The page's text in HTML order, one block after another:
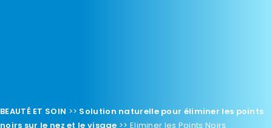
BEAUTÉ ET SOIN >> Solution naturelle pour éliminer les points
noirs sur le nez et le visage >> Eliminer les Points Noirs